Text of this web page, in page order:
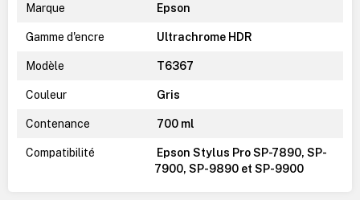
Marque Epson
Gamme d'encre Ultrachrome HDR
Modèle T6367
Couleur Gris
Contenance 700 ml
Compatibilité
Epson Stylus Pro SP-7890, SP-
7900, SP-9890 et SP-9900